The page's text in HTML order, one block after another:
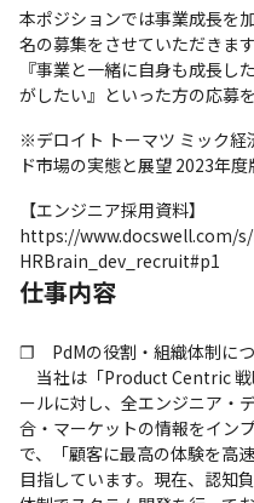
本ポジションでは事業成長を
名の募集をさせていただきます
『事業と一緒に自身も成長し
がしたい』といった方の応募
※デロイト トーマツ ミック
ド市場の実態と展望 2023年
【エンジニア採用資料】
https://www.docswell.com/s/
HRBrain_dev_recruit#p1
仕事内容
❐　PdMの役割・組織体制に
当社は「Product Centric 戦
ールに対し、全エンジニア・
合・マーケットの情報をイン
で、「顧客に最高の体験を高
目指しています。現在、認知